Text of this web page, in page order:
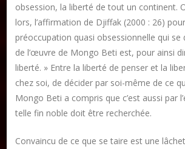
obsession, la liberté de tout un continent.
lors, l’affirmation de Djiffak (2000 : 26)
préoccupation quasi obsessionnelle qui se
de l’œuvre de Mongo Beti est, pour ainsi
liberté. » Entre la liberté de penser et la
chez soi, de décider par soi-même de ce
Mongo Beti a compris que c’est aussi par
telle fin noble doit être recherchée.
Convaincu de ce que se taire est une